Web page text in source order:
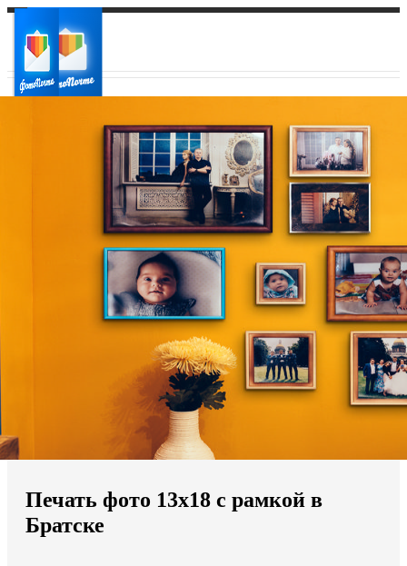
Ваш регион доставки
Выберите из списка:
Мы доставляем по всему миру
Продолжить без города
Печать фото 13х18 с рамкой в
Братске